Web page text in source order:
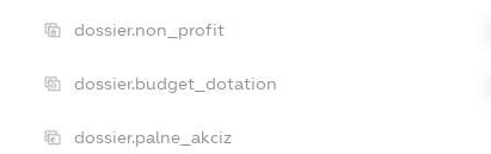
dossier.non_profit
dossier.budget_dotation
dossier.palne_akciz